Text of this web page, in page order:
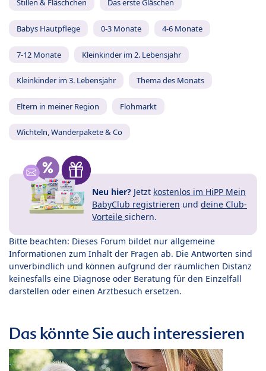
Stillen & Fläschchen Das erste Gläschen
Babys Hautpflege 0-3 Monate 4-6 Monate
7-12 Monate Kleinkinder im 2. Lebensjahr
Kleinkinder im 3. Lebensjahr Thema des Monats
Eltern in meiner Region Flohmarkt
Wichteln, Wanderpakete & Co
Neu hier? Jetzt kostenlos im HiPP Mein
BabyClub registrieren und deine Club-
Vorteile sichern.
Bitte beachten: Dieses Forum bildet nur allgemeine
Informationen zum Inhalt der Fragen ab. Die Antworten sind
unverbindlich und können aufgrund der räumlichen Distanz
keinesfalls eine Diagnose oder Beratung für den Einzelfall
darstellen oder einen Arztbesuch ersetzen.
Das könnte Sie auch interessieren